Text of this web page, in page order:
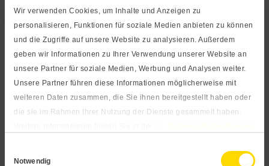
Wir verwenden Cookies, um Inhalte und Anzeigen zu
personalisieren, Funktionen für soziale Medien anbieten zu können
und die Zugriffe auf unsere Website zu analysieren. Außerdem
geben wir Informationen zu Ihrer Verwendung unserer Website an
unsere Partner für soziale Medien, Werbung und Analysen weiter.
Unsere Partner führen diese Informationen möglicherweise mit
weiteren Daten zusammen, die Sie ihnen bereitgestellt haben oder
die sie im Rahmen Ihrer Nutzung der Dienste gesammelt haben.
Notwendig
und Gase geeignet. Die Sonde findet sich häufig in Pumpen
und Hebeanwendungen wieder, wo Sie eine
langzeitstabile Messung garantiert. Unser
Baukastenprinzip ermöglicht eine hohe Produktvielfalt.
Sprechen Sie uns gerne an, wenn Sie eine Anpassung
benötigen, die aus diesem Datenblatt nicht hervorgeht.
Tauchsonden anfragen